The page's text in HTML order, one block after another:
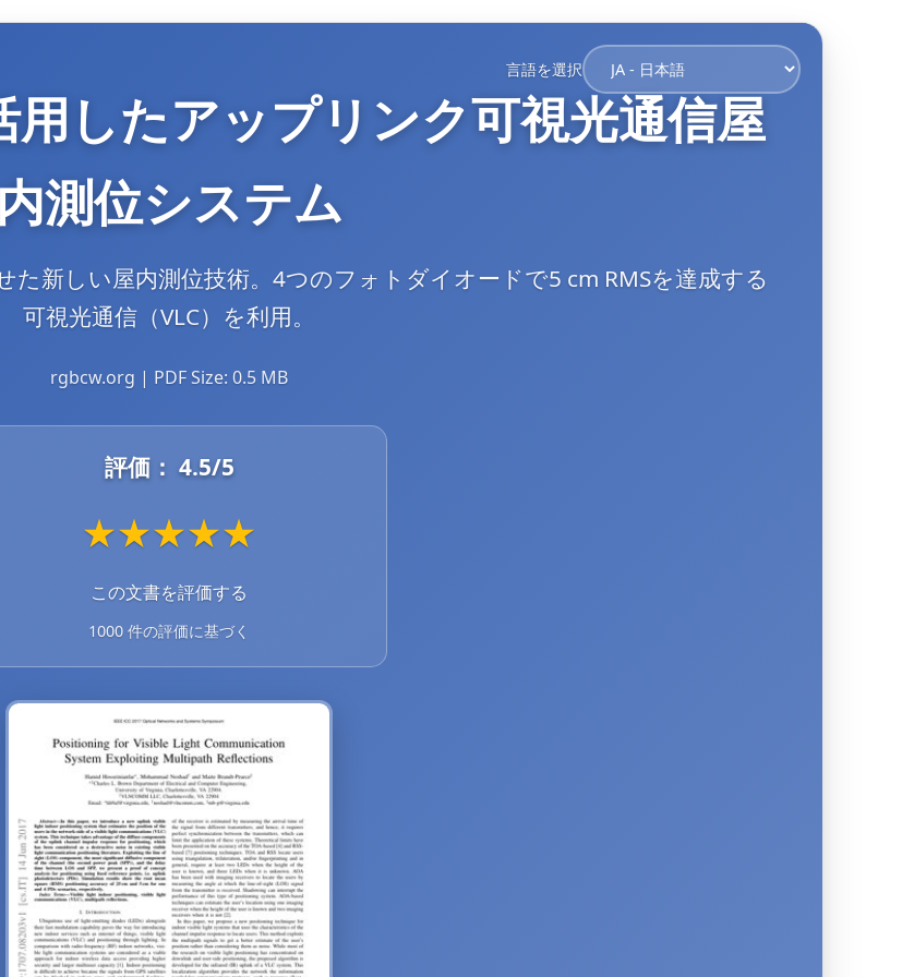
言語を選択
したアップリンク可視光通信屋
内測位システム
新しい屋内測位技術。4つのフォトダイオードで5 cm RMSを達成する
可視光通信（VLC）を利用。
rgbcw.org | PDF Size: 0.5 MB
評価： 4.5/5
★★★★★
この文書を評価する
1000 件の評価に基づく